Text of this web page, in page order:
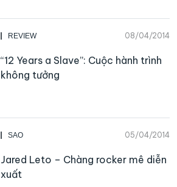
REVIEW 08/04/2014
“12 Years a Slave”: Cuộc hành trình
không tưởng
SAO 05/04/2014
Jared Leto – Chàng rocker mê diễn
xuất